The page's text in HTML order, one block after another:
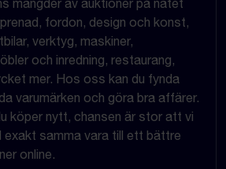
mängder av auktioner på nätet
fordon, design och konst,
verktyg, maskiner,
och inredning, restaurang,
mer. Hos oss kan du fynda
varumärken och göra bra affärer.
köper nytt, chansen är stor att vi
exakt samma vara till ett bättre
online.